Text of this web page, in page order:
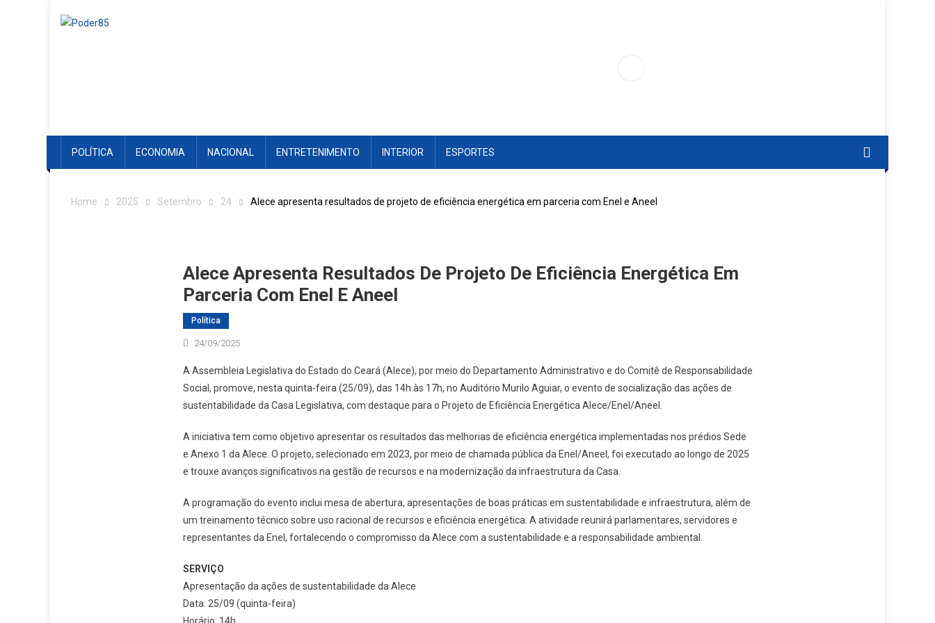
POLÍTICA ECONOMIA NACIONAL ENTRETENIMENTO INTERIOR ESPORTES
Home 2025 Setembro 24 Alece apresenta resultados de projeto de eficiência energética em parceria com Enel e Aneel
Alece Apresenta Resultados De Projeto De Eficiência Energética Em
Parceria Com Enel E Aneel
Política
24/09/2025
A Assembleia Legislativa do Estado do Ceará (Alece), por meio do Departamento Administrativo e do Comitê de Responsabilidade
Social, promove, nesta quinta-feira (25/09), das 14h às 17h, no Auditório Murilo Aguiar, o evento de socialização das ações de
sustentabilidade da Casa Legislativa, com destaque para o Projeto de Eficiência Energética Alece/Enel/Aneel.
A iniciativa tem como objetivo apresentar os resultados das melhorias de eficiência energética implementadas nos prédios Sede
e Anexo 1 da Alece. O projeto, selecionado em 2023, por meio de chamada pública da Enel/Aneel, foi executado ao longo de 2025
e trouxe avanços significativos na gestão de recursos e na modernização da infraestrutura da Casa.
A programação do evento inclui mesa de abertura, apresentações de boas práticas em sustentabilidade e infraestrutura, além de
um treinamento técnico sobre uso racional de recursos e eficiência energética. A atividade reunirá parlamentares, servidores e
representantes da Enel, fortalecendo o compromisso da Alece com a sustentabilidade e a responsabilidade ambiental.
SERVIÇO
Apresentação da ações de sustentabilidade da Alece
Data: 25/09 (quinta-feira)